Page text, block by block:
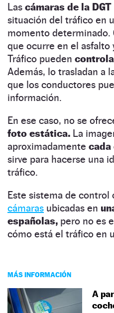
Las cámaras de la DGT
situación del tráfico en
momento determinado.
que ocurre en el asfalto
Tráfico pueden
Además, lo trasladan a
que los conductores
información.
En ese caso, no se
foto estática. La
aproximadamente cada
sirve para hacerse una
tráfico.
Este sistema de control
cámaras ubicadas en
españolas, pero no es
cómo está el tráfico en
MÁS INFORMACIÓN
A